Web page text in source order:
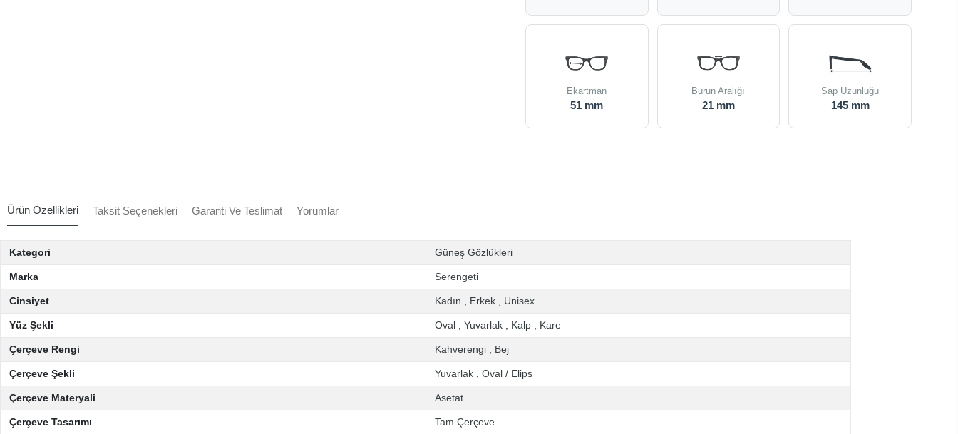
Ekartman
51 mm
Burun Aralığı
21 mm
Sap Uzunluğu
145 mm
Ürün Özellikleri Taksit Seçenekleri Garanti Ve Teslimat Yorumlar
Kategori Güneş Gözlükleri
Marka Serengeti
Cinsiyet Kadın Erkek Unisex
Yüz Şekli Oval Yuvarlak Kalp Kare
Çerçeve Rengi Kahverengi Bej
Çerçeve Şekli Yuvarlak Oval / Elips
Çerçeve Materyali Asetat
Çerçeve Tasarımı Tam Çerçeve